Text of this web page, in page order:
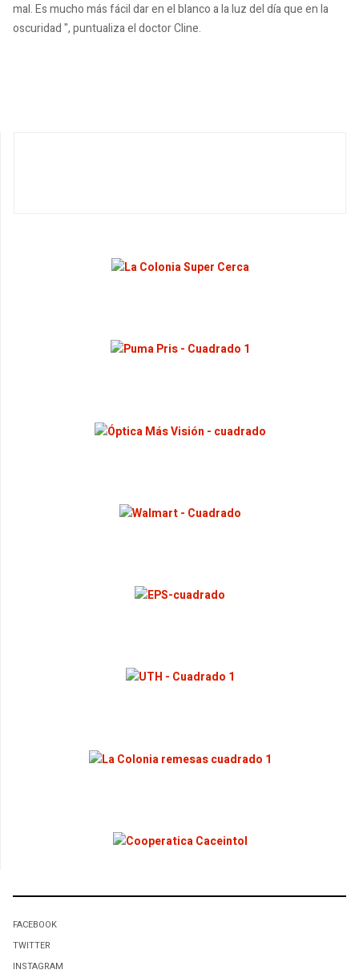
mal. Es mucho más fácil dar en el blanco a la luz del día que en la
oscuridad ", puntualiza el doctor Cline.
FACEBOOK
TWITTER
INSTAGRAM